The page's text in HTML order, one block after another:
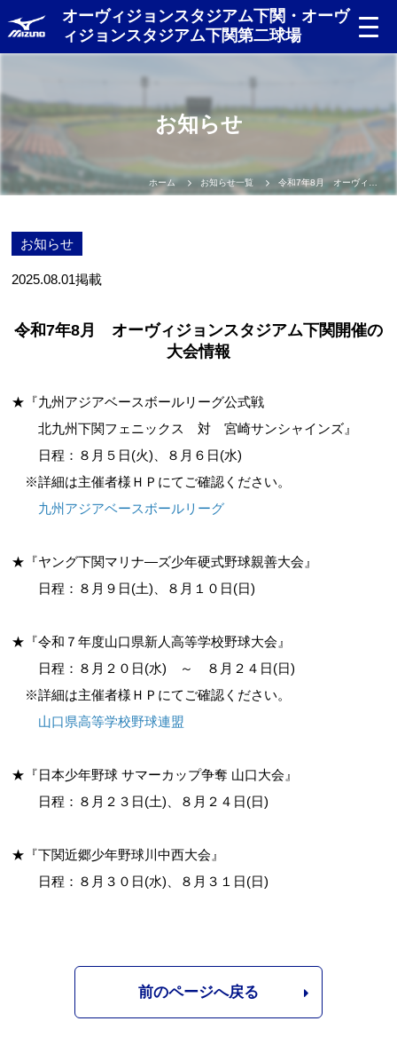
オーヴィジョンスタジアム下関・オーヴ
ィジョンスタジアム下関第二球場
お知らせ
ホーム お知らせ一覧 令和7年8月 オーヴィジョンスタジアム下関開催の大会情報
お知らせ
2025.08.01掲載
令和7年8月 オーヴィジョンスタジアム下関開催の
大会情報
★『九州アジアベースボールリーグ公式戦
北九州下関フェニックス 対 宮崎サンシャインズ』
日程：８月５日(火)、８月６日(水)
※詳細は主催者様ＨＰにてご確認ください。
九州アジアベースボールリーグ
★『ヤング下関マリナ―ズ少年硬式野球親善大会』
日程：８月９日(土)、８月１０日(日)
★『令和７年度山口県新人高等学校野球大会』
日程：８月２０日(水) ～ ８月２４日(日)
※詳細は主催者様ＨＰにてご確認ください。
山口県高等学校野球連盟
★『日本少年野球 サマーカップ争奪 山口大会』
日程：８月２３日(土)、８月２４日(日)
★『下関近郷少年野球川中西大会』
日程：８月３０日(水)、８月３１日(日)
前のページへ戻る